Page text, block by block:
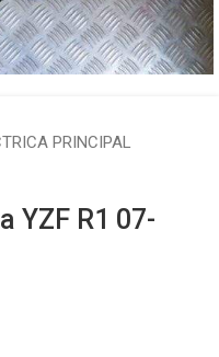
PRINCIPAL
YZF R1 07-